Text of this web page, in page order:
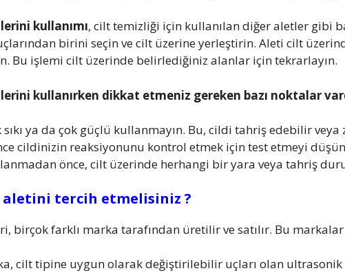
kullanımı, cilt temizliği için kullanılan diğer aletler gibi
birini seçin ve cilt üzerine yerleştirin. Aleti cilt
Bu işlemi cilt üzerinde belirlediğiniz alanlar için tekrarlayın.
kullanırken dikkat etmeniz gereken bazı noktalar
ya da çok güçlü kullanmayın. Bu, cildi tahriş edebilir
cildinizin reaksiyonunu kontrol etmek için test etmeyi
önce, cilt üzerinde herhangi bir yara veya tahriş
aletini tercih etmelisiniz ?
birçok farklı marka tarafından üretilir ve satılır. Bu markalar
cilt tipine uygun olarak değiştirilebilir uçları olan